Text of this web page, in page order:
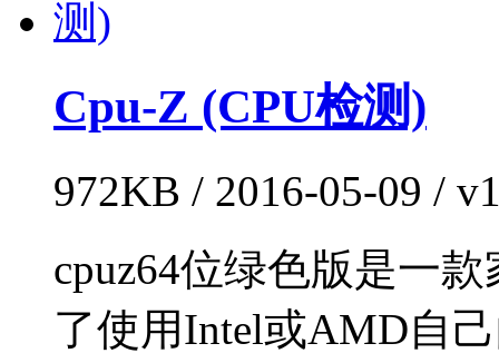
Cpu-Z (CPU检测)
972KB / 2016-05-09 /
cpuz64位绿色版是一
了使用Intel或AMD自